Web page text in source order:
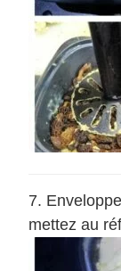
mettez au